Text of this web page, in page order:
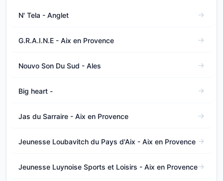
N' Tela - Anglet
G.R.A.I.N.E - Aix en Provence
Nouvo Son Du Sud - Ales
Big heart -
Jas du Sarraire - Aix en Provence
Jeunesse Loubavitch du Pays d'Aix - Aix en Provence
Jeunesse Luynoise Sports et Loisirs - Aix en Provence